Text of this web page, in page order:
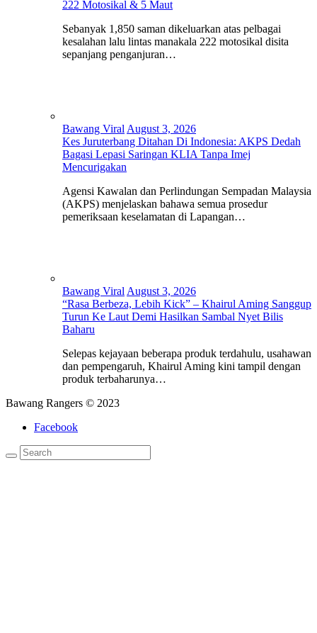
222 Motosikal & 5 Maut
Sebanyak 1,850 saman dikeluarkan atas pelbagai
kesalahan lalu lintas manakala 222 motosikal disita
sepanjang penganjuran…
Bawang Viral August 3, 2026
Kes Juruterbang Ditahan Di Indonesia: AKPS Dedah
Bagasi Lepasi Saringan KLIA Tanpa Imej
Mencurigakan
Agensi Kawalan dan Perlindungan Sempadan Malaysia
(AKPS) menjelaskan bahawa semua prosedur
pemeriksaan keselamatan di Lapangan…
Bawang Viral August 3, 2026
“Rasa Berbeza, Lebih Kick” – Khairul Aming Sanggup
Turun Ke Laut Demi Hasilkan Sambal Nyet Bilis
Baharu
Selepas kejayaan beberapa produk terdahulu, usahawan
dan pempengaruh, Khairul Aming kini tampil dengan
produk terbaharunya…
Bawang Rangers © 2023
Facebook